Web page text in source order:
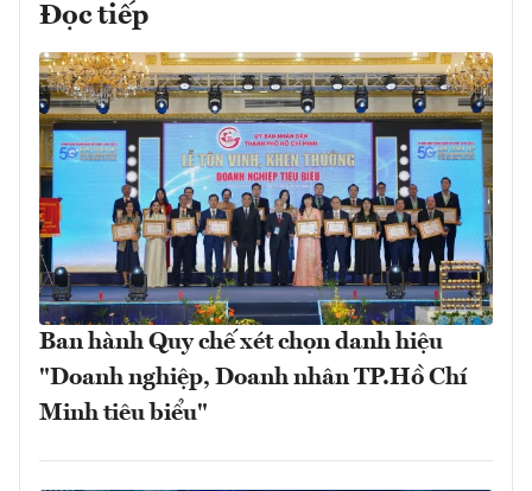
Đọc tiếp
Ban hành Quy chế xét chọn danh hiệu
"Doanh nghiệp, Doanh nhân TP.Hồ Chí
Minh tiêu biểu"